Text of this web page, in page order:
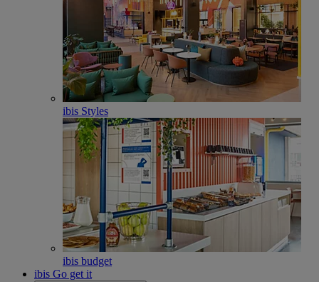
ibis Styles
ibis budget
ibis Go get it